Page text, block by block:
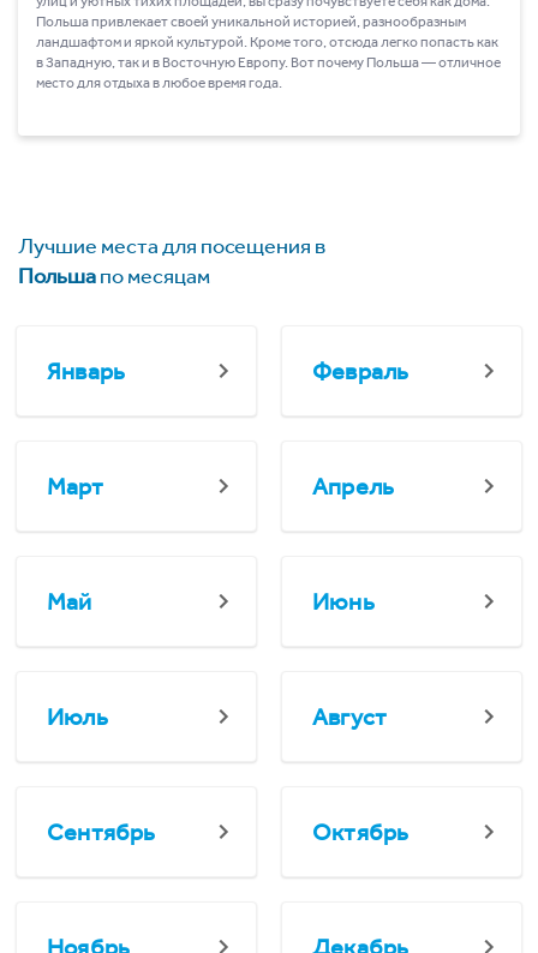
Польша привлекает своей уникальной историей, разнообразным
ландшафтом и яркой культурой. Кроме того, отсюда легко попасть как
в Западную, так и в Восточную Европу. Вот почему Польша ― отличное
место для отдыха в любое время года.
Лучшие места для посещения в
Польшапо месяцам
Январь Февраль
Март Апрель
Май Июнь
Июль Август
Сентябрь Октябрь
Ноябрь Декабрь